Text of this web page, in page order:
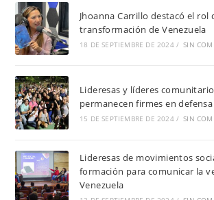
Jhoanna Carrillo destacó el rol
transformación de Venezuela
18 DE SEPTIEMBRE DE 2024 / SIN
Lideresas y líderes
permanecen firmes en
15 DE SEPTIEMBRE DE 2024 / SIN
Lideresas de movimientos
formación para comunicar la
Venezuela